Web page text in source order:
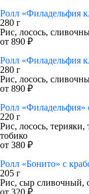
Ролл «Филадельфия
280 г
Рис, лосось,
от 890 ₽
Ролл «Филадельфия
280 г
Рис, лосось,
от 890 ₽
Ролл «Филадельфия»
220 г
Рис, лосось, терияки,
тобико
от 380 ₽
Ролл «Бонито» с
205 г
Рис, сыр сливочный,
от 320 ₽